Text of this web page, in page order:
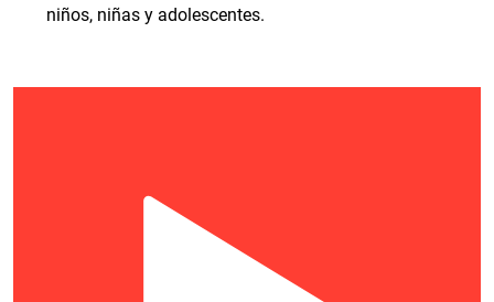
niños, niñas y adolescentes.